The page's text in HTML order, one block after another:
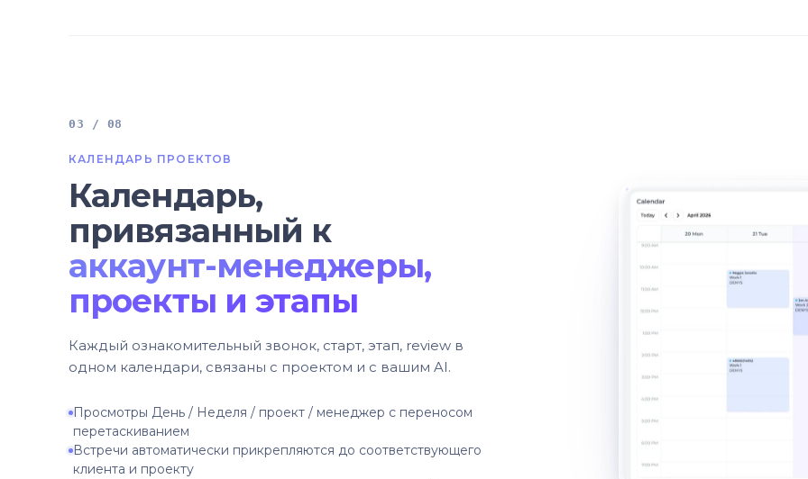
03 / 08
КАЛЕНДАРЬ ПРОЕКТОВ
Календарь,
привязанный к
аккаунт-менеджеры,
проекты и этапы
Каждый ознакомительный звонок, старт, этап, review в
одном календари, связаны с проектом и с вашим AI.
Просмотры День / Неделя / проект / менеджер с переносом
перетаскиванием
Встречи автоматически прикрепляются до соответствующего
клиента и проекту